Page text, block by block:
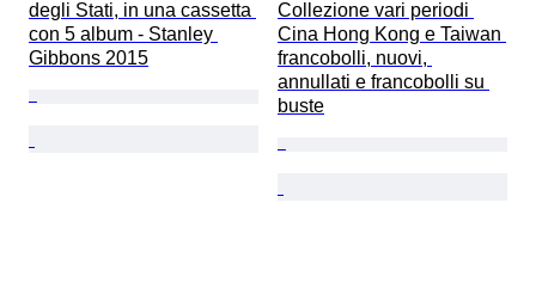
degli Stati, in una cassetta
con 5 album - Stanley
Gibbons 2015
Collezione vari periodi
Cina Hong Kong e Taiwan
francobolli, nuovi,
annullati e francobolli su
buste